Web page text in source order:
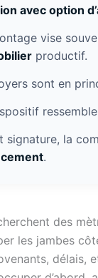
avec option
vise
productif.
sont en
signature, la
.
des
les jambes
délais,